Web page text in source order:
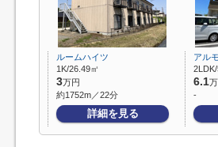
ルームハイツ
1K/26.49㎡
3万円
約1752m／22分
詳細を見る
アル
6.1
-